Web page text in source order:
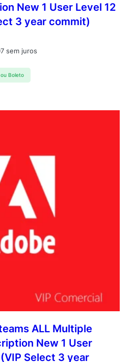
New 1 User Level 12
3 year commit)
sem juros
Boleto
ALL Multiple
New 1 User
Select 3 year